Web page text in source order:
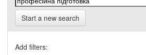
Start a new search
Add filters: